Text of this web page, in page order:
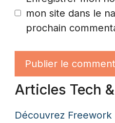
mon site dans le
prochain
Articles Tech
Découvrez